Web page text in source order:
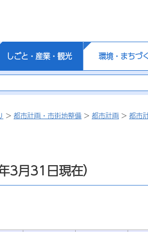
しごと・産業・観光 環境・まちづ
> 都市計画・市街地整備 > 都市計画 > 都市
3月31日現在）